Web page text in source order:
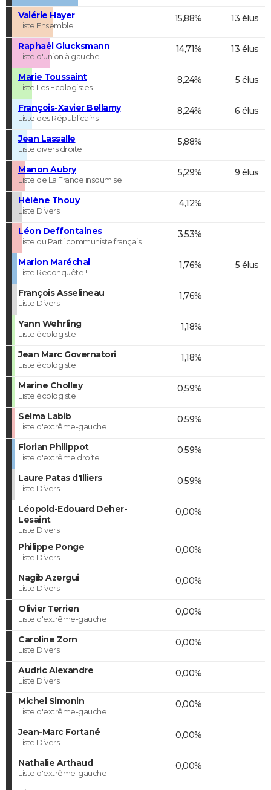
Valérie Hayer
Liste Ensemble
15,88% 13 élus
Raphaël Glucksmann
Liste d'union à gauche
14,71% 13 élus
Marie Toussaint
Liste Les Ecologistes
8,24% 5 élus
François-Xavier Bellamy
Liste des Républicains
8,24% 6 élus
Jean Lassalle
Liste divers droite
5,88%
Manon Aubry
Liste de La France insoumise
5,29% 9 élus
Hélène Thouy
Liste Divers
4,12%
Léon Deffontaines
Liste du Parti communiste français
3,53%
Marion Maréchal
Liste Reconquête !
1,76% 5 élus
François Asselineau
Liste Divers
1,76%
Yann Wehrling
Liste écologiste
1,18%
Jean Marc Governatori
Liste écologiste
1,18%
Marine Cholley
Liste écologiste
0,59%
Selma Labib
Liste d'extrême-gauche
0,59%
Florian Philippot
Liste d'extrême droite
0,59%
Laure Patas d'Illiers
Liste Divers
0,59%
Léopold-Edouard Deher-
Lesaint
Liste Divers
0,00%
Philippe Ponge
Liste Divers
0,00%
Nagib Azergui
Liste Divers
0,00%
Olivier Terrien
Liste d'extrême-gauche
0,00%
Caroline Zorn
Liste Divers
0,00%
Audric Alexandre
Liste Divers
0,00%
Michel Simonin
Liste d'extrême-gauche
0,00%
Jean-Marc Fortané
Liste Divers
0,00%
Nathalie Arthaud
Liste d'extrême-gauche
0,00%